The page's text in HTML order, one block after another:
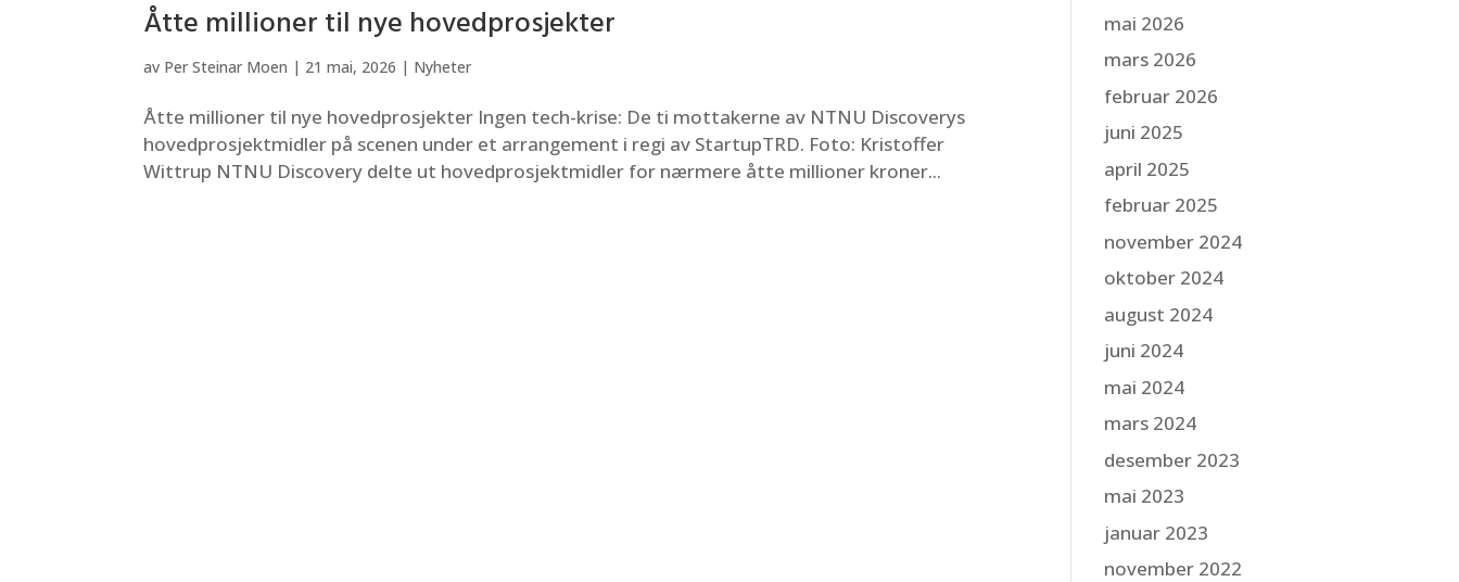
Åtte millioner til nye hovedprosjekter
av Per Steinar Moen | 21 mai, 2026 | Nyheter
Åtte millioner til nye hovedprosjekter Ingen tech-krise: De ti mottakerne av NTNU Discoverys
hovedprosjektmidler på scenen under et arrangement i regi av StartupTRD. Foto: Kristoffer
Wittrup NTNU Discovery delte ut hovedprosjektmidler for nærmere åtte millioner kroner...
mai 2026
mars 2026
februar 2026
juni 2025
april 2025
februar 2025
november 2024
oktober 2024
august 2024
juni 2024
mai 2024
mars 2024
desember 2023
mai 2023
januar 2023
november 2022